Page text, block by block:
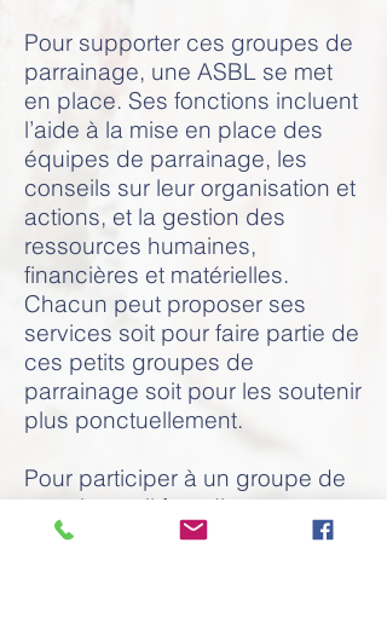
Pour supporter ces groupes de
parrainage, une ASBL se met
en place. Ses fonctions incluent
l’aide à la mise en place des
équipes de parrainage, les
conseils sur leur organisation et
actions, et la gestion des
ressources humaines,
financières et matérielles.
Chacun peut proposer ses
services soit pour faire partie de
ces petits groupes de
parrainage soit pour les soutenir
plus ponctuellement.
Pour participer à un groupe de
parrainage il faut disposer
effectivement de quelques